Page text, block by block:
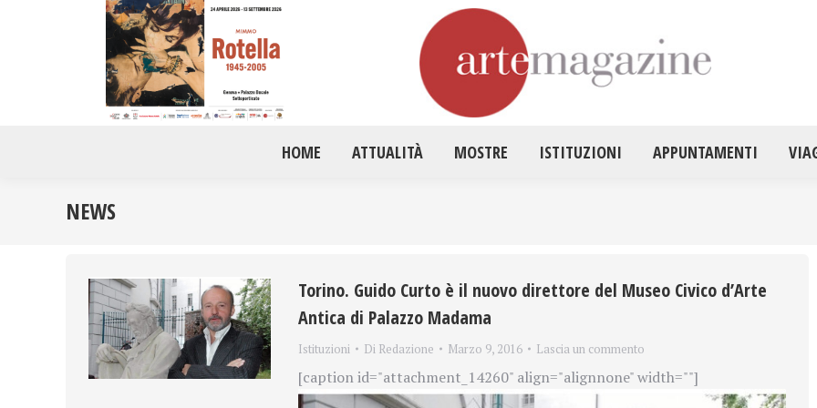
HOME ATTUALITÀ MOSTRE ISTITUZIONI APPUNTAMENTI
NEWS
Torino. Guido Curto è il nuovo direttore del Museo Civico d’Arte
Antica di Palazzo Madama
Istituzioni Di Redazione Marzo 9, 2016 Lascia un commento
[caption id="attachment_14260" align="alignnone" width=""]
HOME